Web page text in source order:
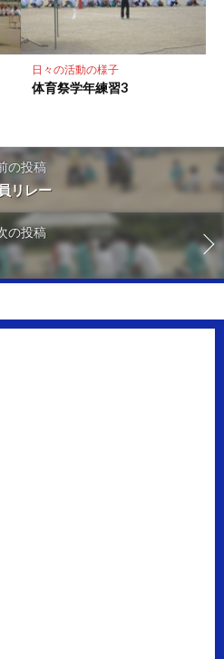
日々の活動の様子
体育祭学年練習3
の投稿
リレー
の投稿